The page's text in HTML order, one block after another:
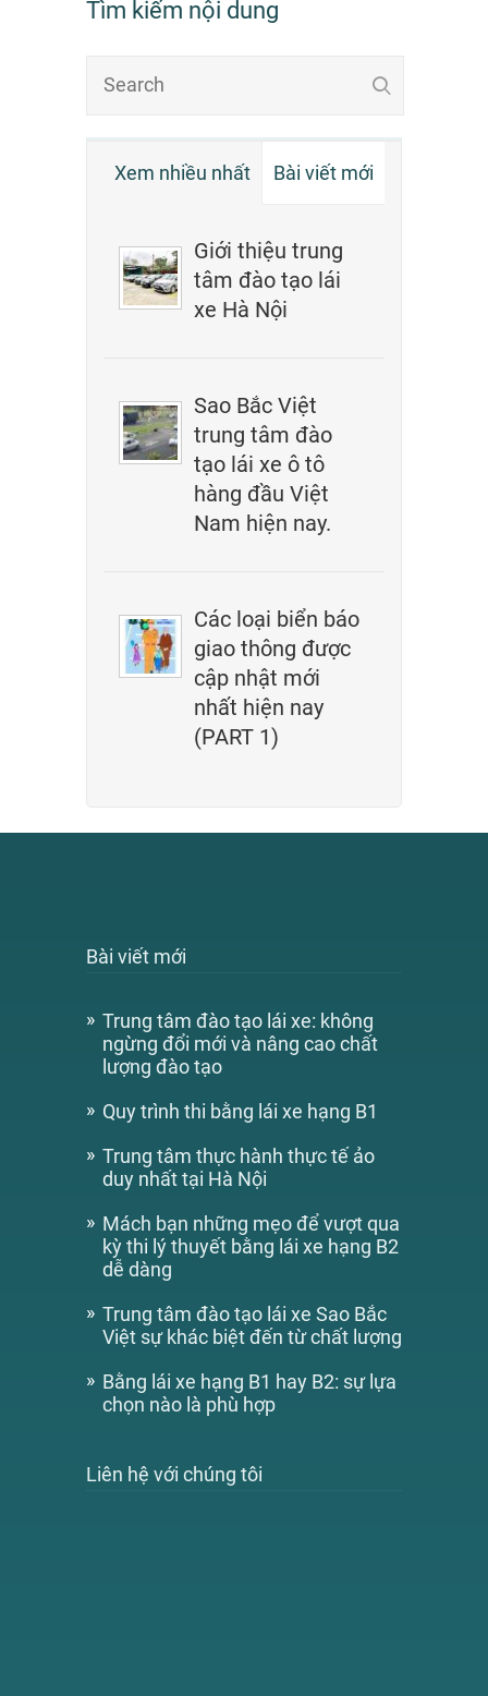
Tìm kiếm nội dung
Xem nhiều nhất Bài viết mới
Giới thiệu trung
tâm đào tạo lái
xe Hà Nội
Sao Bắc Việt
trung tâm đào
tạo lái xe ô tô
hàng đầu Việt
Nam hiện nay.
Các loại biển báo
giao thông được
cập nhật mới
nhất hiện nay
(PART 1)
Bài viết mới
Trung tâm đào tạo lái xe: không
ngừng đổi mới và nâng cao chất
lượng đào tạo
Quy trình thi bằng lái xe hạng B1
Trung tâm thực hành thực tế ảo
duy nhất tại Hà Nội
Mách bạn những mẹo để vượt qua
kỳ thi lý thuyết bằng lái xe hạng B2
dễ dàng
Trung tâm đào tạo lái xe Sao Bắc
Việt sự khác biệt đến từ chất lượng
Bằng lái xe hạng B1 hay B2: sự lựa
chọn nào là phù hợp
Liên hệ với chúng tôi